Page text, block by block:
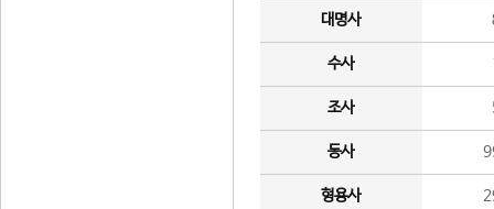
대명사
수사
조사
동사
형용사